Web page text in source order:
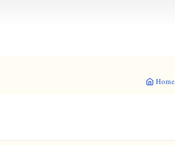
Home